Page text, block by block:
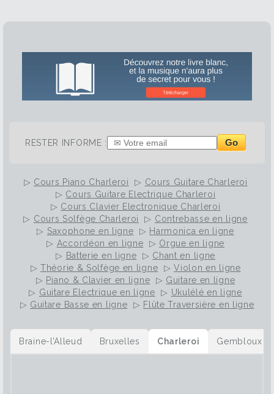
RESTER INFORME : Go
▷ Cours Piano Charleroi ▷ Cours Guitare Charleroi
▷ Cours Guitare Electrique Charleroi
▷ Cours Clavier Electronique Charleroi
▷ Cours Solfège Charleroi ▷ Contrebasse en ligne
▷ Saxophone en ligne ▷ Harmonica en ligne
▷ Accordéon en ligne ▷ Orgue en ligne
▷ Batterie en ligne ▷ Chant en ligne
▷Théorie & Solfège en ligne ▷Violon en ligne
▷ Piano & Clavier en ligne ▷ Guitare en ligne
▷ Guitare Electrique en ligne ▷ Ukulélé en ligne
▷ Guitare Basse en ligne ▷ Flûte Traversière en ligne
Braine-l’Alleud Bruxelles Charleroi Gembloux